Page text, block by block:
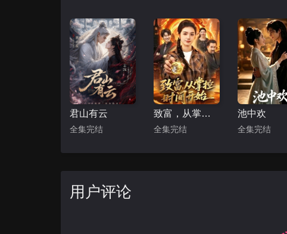
君山有云
全集完结
致富，从掌控时间开始
全集完结
池中欢
全集完结
用户评论